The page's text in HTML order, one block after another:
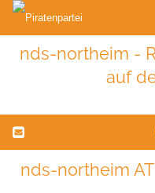
nds-northeim -
auf
nds-northeim